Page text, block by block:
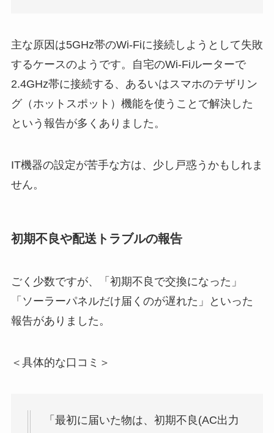
主な原因は5GHz帯のWi-Fiに接続しようとして失敗
するケースのようです。自宅のWi-Fiルーターで
2.4GHz帯に接続する、あるいはスマホのテザリン
グ（ホットスポット）機能を使うことで解決した
という報告が多くありました。
IT機器の設定が苦手な方は、少し戸惑うかもしれま
せん。
初期不良や配送トラブルの報告
ごく少数ですが、「初期不良で交換になった」
「ソーラーパネルだけ届くのが遅れた」といった
報告がありました。
＜具体的な口コミ＞
「最初に届いた物は、初期不良(AC出力